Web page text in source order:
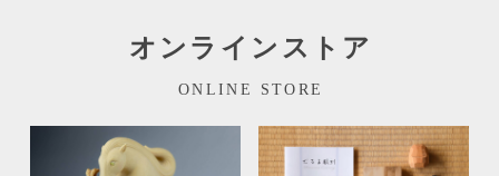
オンラインストア
ONLINE STORE